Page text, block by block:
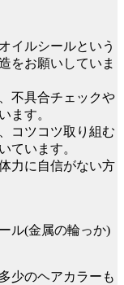
イルシールという
をお願いしていま
不具合チェックや
ます。
コツコツ取り組む
ています。
力に自信がない方
ル(金属の輪っか)
少のヘアカラーも